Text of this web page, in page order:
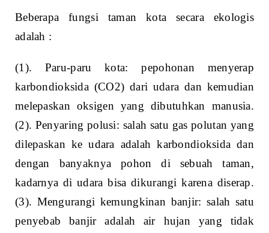
Beberapa fungsi taman kota secara ekologis
adalah :
(1). Paru-paru kota: pepohonan menyerap
karbondioksida (CO2) dari udara dan kemudian
melepaskan oksigen yang dibutuhkan manusia.
(2). Penyaring polusi: salah satu gas polutan yang
dilepaskan ke udara adalah karbondioksida dan
dengan banyaknya pohon di sebuah taman,
kadarnya di udara bisa dikurangi karena diserap.
(3). Mengurangi kemungkinan banjir: salah satu
penyebab banjir adalah air hujan yang tidak